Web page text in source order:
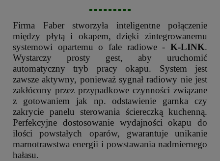
Firma Faber stworzyła inteligentne połączenie
między płytą i okapem, dzięki zintegrowanemu
systemowi opartemu o fale radiowe - K-LINK.
Wystarczy prosty gest, aby uruchomić
automatyczny tryb pracy okapu. System jest
zawsze aktywny, ponieważ sygnał radiowy nie jest
zakłócony przez przypadkowe czynności związane
z gotowaniem jak np. odstawienie garnka czy
zakrycie panelu sterowania ściereczką kuchenną.
Perfekcyjne dostosowanie wydajności okapu do
ilości powstałych oparów, gwarantuje unikanie
marnotrawstwa energii i powstawania nadmiernego
hałasu.